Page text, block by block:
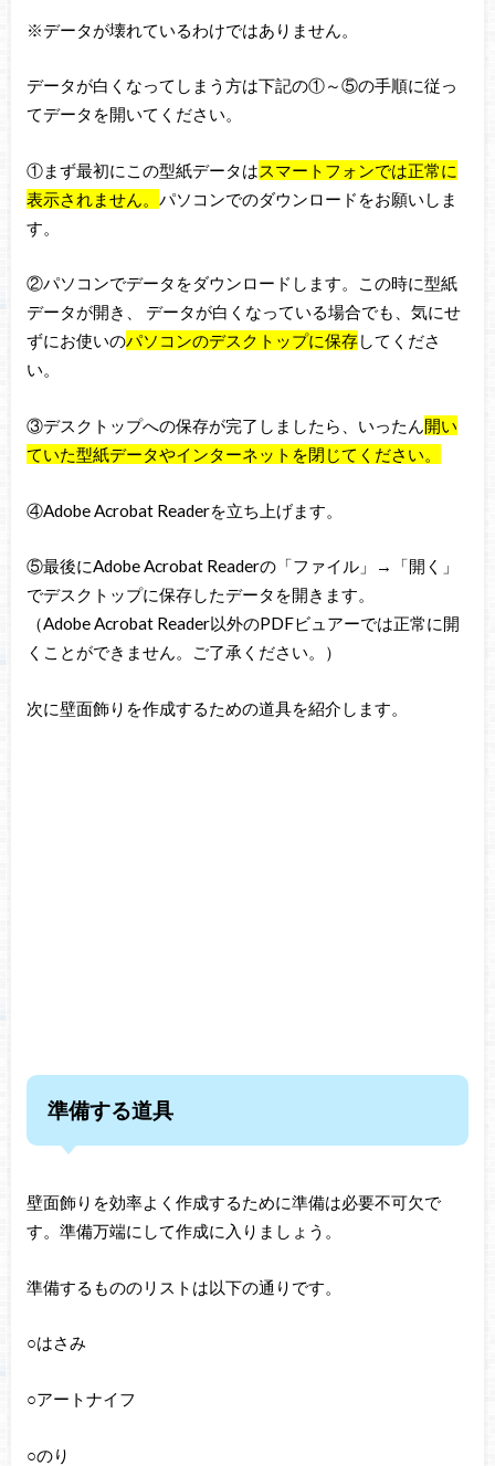
※データが壊れているわけではありません。
データが白くなってしまう方は下記の①～⑤の手順に従っ
てデータを開いてください。
①まず最初にこの型紙データはスマートフォンでは正常に
表示されません。 パソコンでのダウンロードをお願いしま
す。
②パソコンでデータをダウンロードします。この時に型紙
データが開き、 データが白くなっている場合でも、気にせ
ずにお使いのパソコンのデスクトップに保存してくださ
い。
③デスクトップへの保存が完了しましたら、いったん開い
ていた型紙データやインターネットを閉じてください。
④Adobe Acrobat Readerを立ち上げます。
⑤最後にAdobe Acrobat Readerの「ファイル」→「開く」
でデスクトップに保存したデータを開きます。
（Adobe Acrobat Reader以外のPDFビュアーでは正常に開
くことができません。ご了承ください。）
次に壁面飾りを作成するための道具を紹介します。
準備する道具
壁面飾りを効率よく作成するために準備は必要不可欠で
す。準備万端にして作成に入りましょう。
準備するもののリストは以下の通りです。
○はさみ
○アートナイフ
○のり